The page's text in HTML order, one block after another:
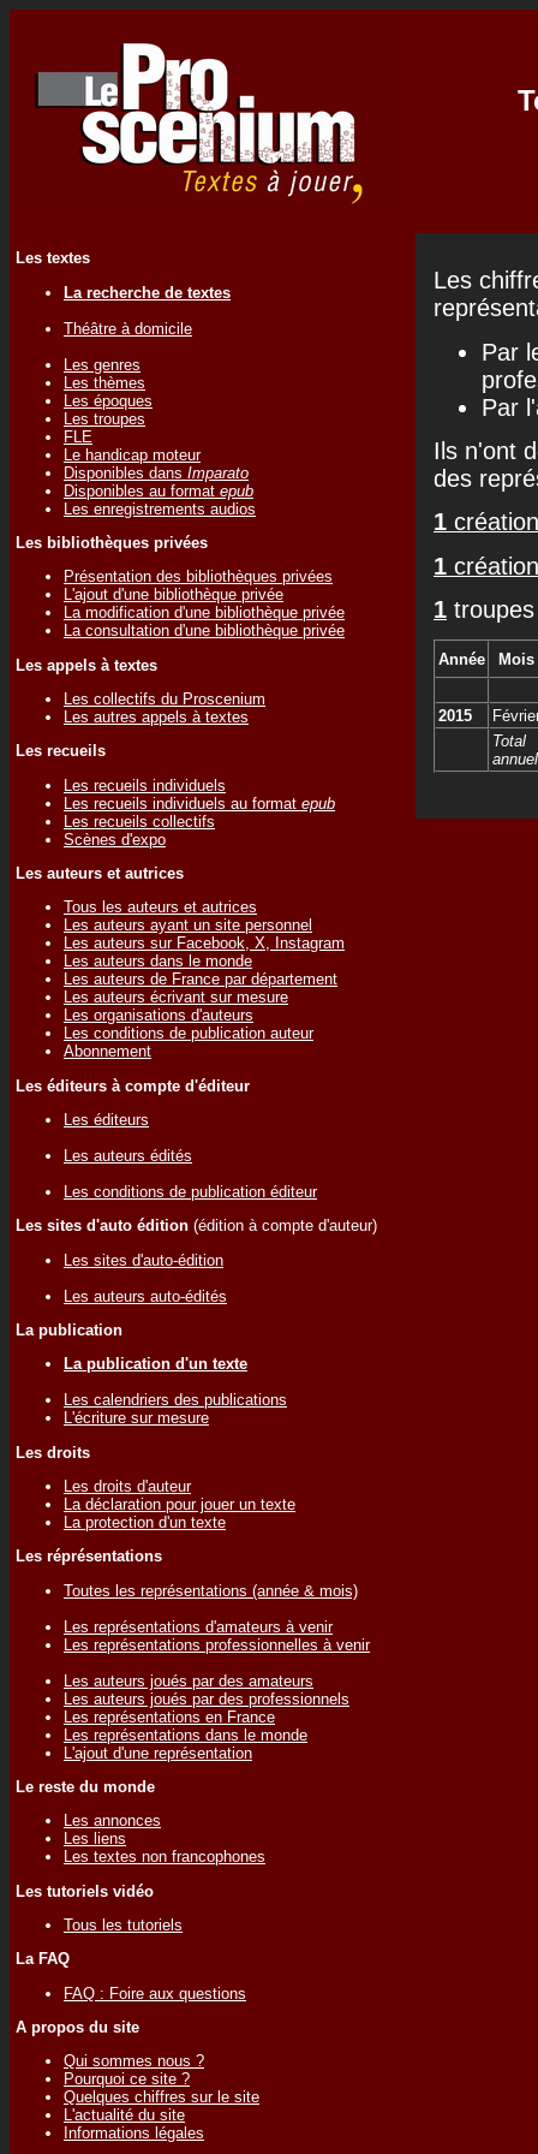
Les textes
La recherche de textes
Théâtre à domicile
Les genres
Les thèmes
Les époques
Les troupes
FLE
Le handicap moteur
Disponibles dans Imparato
Disponibles au format epub
Les enregistrements audios
Les bibliothèques privées
Présentation des bibliothèques privées
L'ajout d'une bibliothèque privée
La modification d'une bibliothèque privée
La consultation d'une bibliothèque privée
Les appels à textes
Les collectifs du Proscenium
Les autres appels à textes
Les recueils
Les recueils individuels
Les recueils individuels au format epub
Les recueils collectifs
Scènes d'expo
Les auteurs et autrices
Tous les auteurs et autrices
Les auteurs ayant un site personnel
Les auteurs sur Facebook, X, Instagram
Les auteurs dans le monde
Les auteurs de France par département
Les auteurs écrivant sur mesure
Les organisations d'auteurs
Les conditions de publication auteur
Abonnement
Les éditeurs à compte d'éditeur
Les éditeurs
Les auteurs édités
Les conditions de publication éditeur
Les sites d'auto édition (édition à compte d'auteur)
Les sites d'auto-édition
Les auteurs auto-édités
La publication
La publication d'un texte
Les calendriers des publications
L'écriture sur mesure
Les droits
Les droits d'auteur
La déclaration pour jouer un texte
La protection d'un texte
Les réprésentations
Toutes les représentations (année & mois)
Les représentations d'amateurs à venir
Les représentations professionnelles à venir
Les auteurs joués par des amateurs
Les auteurs joués par des professionnels
Les représentations en France
Les représentations dans le monde
L'ajout d'une représentation
Le reste du monde
Les annonces
Les liens
Les textes non francophones
Les tutoriels vidéo
Tous les tutoriels
La FAQ
FAQ : Foire aux questions
A propos du site
Qui sommes nous ?
Pourquoi ce site ?
Quelques chiffres sur le site
L'actualité du site
Informations légales
Les
Par
Par
Ils n'ont
des
1
1
1
Année Mois
2015
Total
annuel